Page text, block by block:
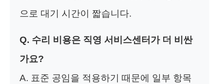
으로 대기 시간이 짧습니다.
Q. 수리 비용은 직영 서비스센터가 더 비싼
가요?
A. 표준 공임을 적용하기 때문에 일부 항목